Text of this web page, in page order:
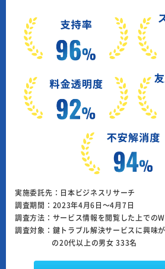
実施委託先：日本ビジネスリサーチ
調査期間：2023年4月6日～4月7日
調査方法：サービス情報を閲覧した上での
調査対象：鍵トラブル解決サービスに興味
の20代以上の男女 333名